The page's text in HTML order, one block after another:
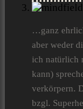
…ganz
aber weder
ich natürlich
kann)
verkörpern.
bzgl.